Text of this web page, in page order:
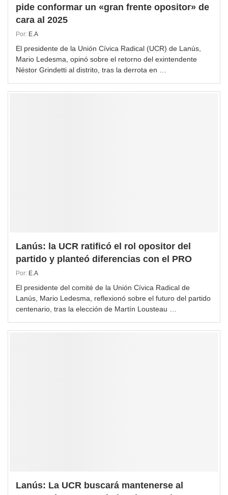
pide conformar un «gran frente opositor» de
cara al 2025
Por: E.A
El presidente de la Unión Cívica Radical (UCR) de Lanús,
Mario Ledesma, opinó sobre el retorno del exintendente
Néstor Grindetti al distrito, tras la derrota en …
Lanús: la UCR ratificó el rol opositor del
partido y planteó diferencias con el PRO
Por: E.A
El presidente del comité de la Unión Cívica Radical de
Lanús, Mario Ledesma, reflexionó sobre el futuro del partido
centenario, tras la elección de Martín Lousteau …
Lanús: La UCR buscará mantenerse al